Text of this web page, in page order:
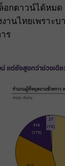
กดาวน์ได้หม
านไทยเพราะ
ร